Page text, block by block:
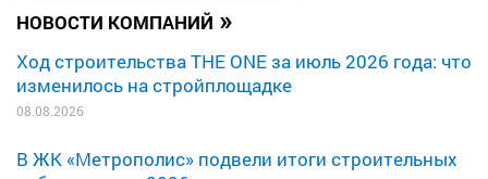
НОВОСТИ КОМПАНИЙ »
Ход строительства THE ONE за июль 2026 года: что
изменилось на стройплощадке
08.08.2026
В ЖК «Метрополис» подвели итоги строительных